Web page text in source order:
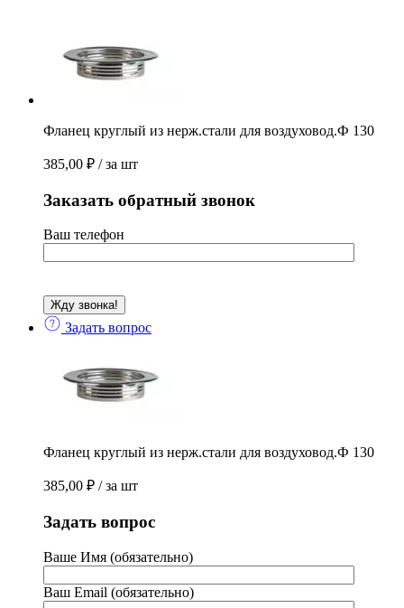
Фланец круглый из нерж.стали для воздуховод.Ф 130
385,00 ₽ / за шт
Заказать обратный звонок
Ваш телефон
Задать вопрос
Фланец круглый из нерж.стали для воздуховод.Ф 130
385,00 ₽ / за шт
Задать вопрос
Ваше Имя (обязательно)
Ваш Email (обязательно)